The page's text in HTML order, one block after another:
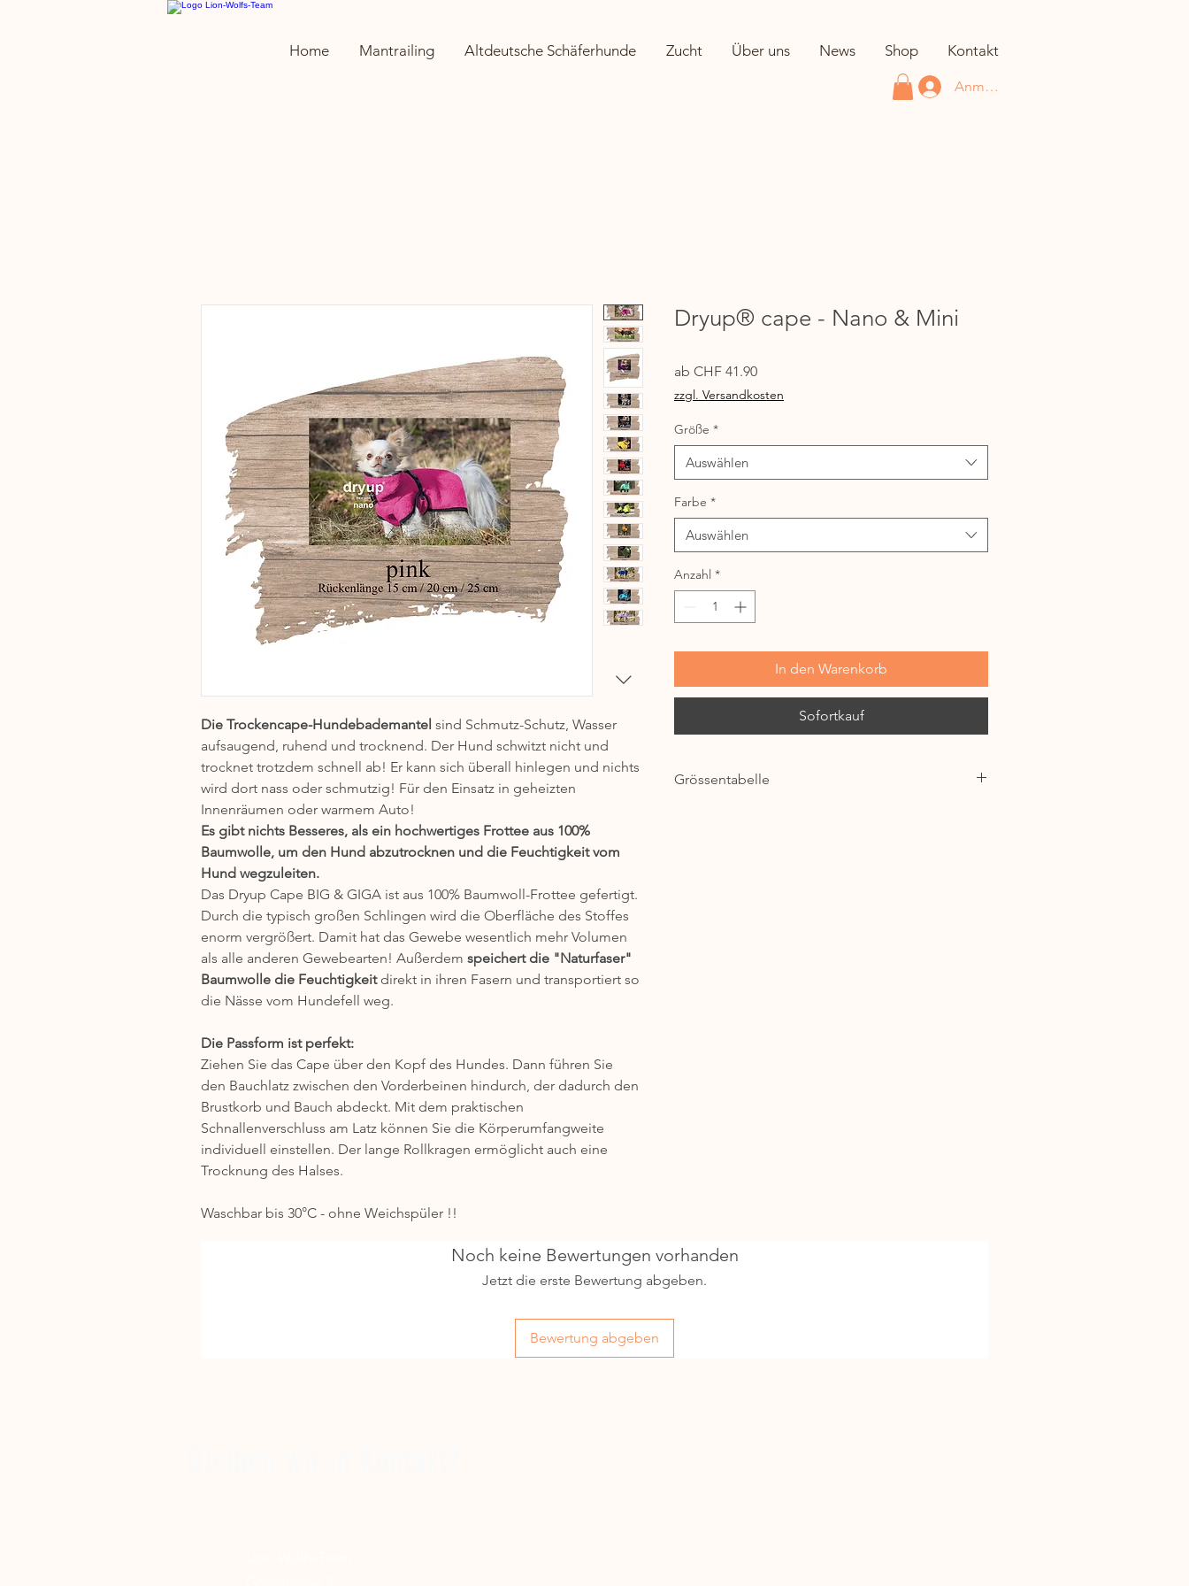
Home Mantrailing Altdeutsche Schäferhunde Zucht Über uns News Shop Kontakt
Anmelden
Die Trockencape-Hundebademantel sind Schmutz-Schutz, Wasser
aufsaugend, ruhend und trocknend. Der Hund schwitzt nicht und
trocknet trotzdem schnell ab! Er kann sich überall hinlegen und nichts
wird dort nass oder schmutzig! Für den Einsatz in geheizten
Innenräumen oder warmem Auto!
Es gibt nichts Besseres, als ein hochwertiges Frottee aus 100%
Baumwolle, um den Hund abzutrocknen und die Feuchtigkeit vom
Hund wegzuleiten.
Das Dryup Cape BIG & GIGA ist aus 100% Baumwoll-Frottee gefertigt.
Durch die typisch großen Schlingen wird die Oberfläche des Stoffes
enorm vergrößert. Damit hat das Gewebe wesentlich mehr Volumen
als alle anderen Gewebearten! Außerdem speichert die "Naturfaser"
Baumwolle die Feuchtigkeit direkt in ihren Fasern und transportiert so
die Nässe vom Hundefell weg.
Die Passform ist perfekt:
Ziehen Sie das Cape über den Kopf des Hundes. Dann führen Sie
den Bauchlatz zwischen den Vorderbeinen hindurch, der dadurch den
Brustkorb und Bauch abdeckt. Mit dem praktischen
Schnallenverschluss am Latz können Sie die Körperumfangweite
individuell einstellen. Der lange Rollkragen ermöglicht auch eine
Trocknung des Halses.
Waschbar bis 30°C - ohne Weichspüler !!
Dryup® cape - Nano & Mini
ab CHF 41.90Sale-
zzgl. Versandkosten
Größe *
Auswählen
Farbe *
Auswählen
Anzahl *
In den Warenkorb
Sofortkauf
Grössentabelle
Noch keine Bewertungen vorhanden
Jetzt die erste Bewertung abgeben.
Bewertung abgeben